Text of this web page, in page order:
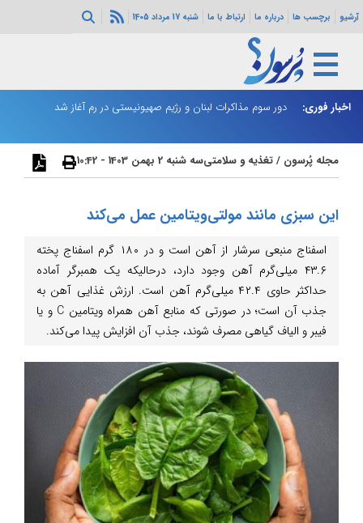
آرشیو برچسب ها درباره ما ارتباط با ما شنبه 17 مرداد 1405
اخبار فوری:
مهمات دور سوم مذاکرات لبنان و رژیم صهیونیستی در رم آغاز شد
مجله پُرسون /تغذیه و سلامتیسه شنبه 2 بهمن 1403 - 10:42
این سبزی مانند مولتی‌ویتامین عمل می‌کند
اسفناج منبعی سرشار از آهن است و در ۱۸۰ گرم اسفناج پخته
۴۳.۶ میلی‌گرم آهن وجود دارد، درحالیکه یک همبرگر آماده
حداکثر حاوی ۴۲.۴ میلی‌گرم آهن است. ارزش غذایی آهن به
جذب آن است؛ در صورتی که منابع آهن همراه ویتامین C و یا
فیبر و الیاف گیاهی مصرف شوند، جذب آن افزایش پیدا می‌کند.